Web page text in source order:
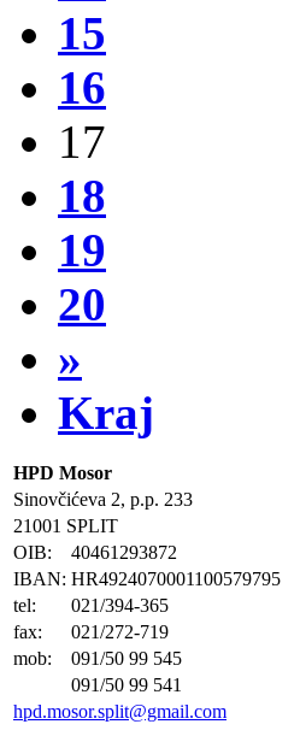
15
16
17
18
19
20
»
Kraj
HPD Mosor
Sinovčićeva 2, p.p. 233
21001 SPLIT
OIB:
40461293872
IBAN: HR4924070001100579795
tel:
021/394-365
fax:
021/272-719
mob:
091/50 99 545
091/50 99 541
hpd.mosor.split@gmail.com